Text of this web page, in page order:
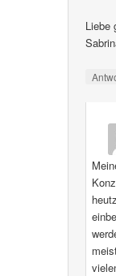
Liebe